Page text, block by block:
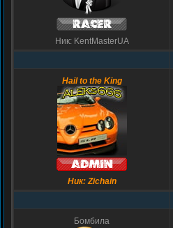
Ник: KentMasterUA
Hail to the King
Ник: Zichain
Бомбила